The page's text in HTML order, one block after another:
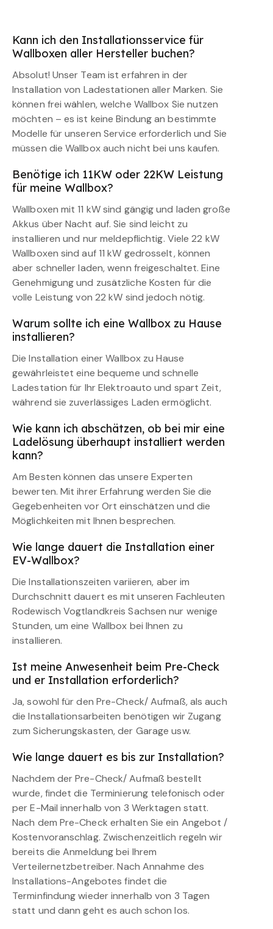
Kann ich den Installationsservice für
Wallboxen aller Hersteller buchen?
Absolut! Unser Team ist erfahren in der
Installation von Ladestationen aller Marken. Sie
können frei wählen, welche Wallbox Sie nutzen
möchten – es ist keine Bindung an bestimmte
Modelle für unseren Service erforderlich und Sie
müssen die Wallbox auch nicht bei uns kaufen.
Benötige ich 11KW oder 22KW Leistung
für meine Wallbox?
Wallboxen mit 11 kW sind gängig und laden große
Akkus über Nacht auf. Sie sind leicht zu
installieren und nur meldepflichtig. Viele 22 kW
Wallboxen sind auf 11 kW gedrosselt, können
aber schneller laden, wenn freigeschaltet. Eine
Genehmigung und zusätzliche Kosten für die
volle Leistung von 22 kW sind jedoch nötig.
Warum sollte ich eine Wallbox zu Hause
installieren?
Die Installation einer Wallbox zu Hause
gewährleistet eine bequeme und schnelle
Ladestation für Ihr Elektroauto und spart Zeit,
während sie zuverlässiges Laden ermöglicht.
Wie kann ich abschätzen, ob bei mir eine
Ladelösung überhaupt installiert werden
kann?
Am Besten können das unsere Experten
bewerten. Mit ihrer Erfahrung werden Sie die
Gegebenheiten vor Ort einschätzen und die
Möglichkeiten mit Ihnen besprechen.
Wie lange dauert die Installation einer
EV-Wallbox?
Die Installationszeiten variieren, aber im
Durchschnitt dauert es mit unseren Fachleuten
Rodewisch Vogtlandkreis Sachsen nur wenige
Stunden, um eine Wallbox bei Ihnen zu
installieren.
Ist meine Anwesenheit beim Pre-Check
und er Installation erforderlich?
Ja, sowohl für den Pre-Check/ Aufmaß, als auch
die Installationsarbeiten benötigen wir Zugang
zum Sicherungskasten, der Garage usw.
Wie lange dauert es bis zur Installation?
Nachdem der Pre-Check/ Aufmaß bestellt
wurde, findet die Terminierung telefonisch oder
per E-Mail innerhalb von 3 Werktagen statt.
Nach dem Pre-Check erhalten Sie ein Angebot /
Kostenvoranschlag. Zwischenzeitlich regeln wir
bereits die Anmeldung bei Ihrem
Verteilernetzbetreiber. Nach Annahme des
Installations-Angebotes findet die
Terminfindung wieder innerhalb von 3 Tagen
statt und dann geht es auch schon los.